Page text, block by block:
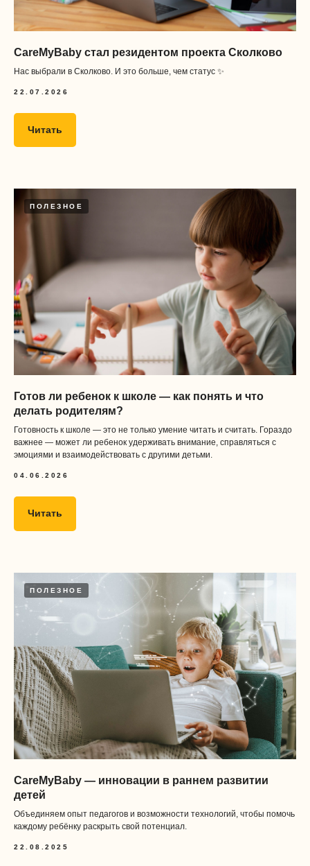
CareMyBaby стал резидентом проекта Сколково
Нас выбрали в Сколково. И это больше, чем статус ✨
22.07.2026
Читать
ПОЛЕЗНОЕ
Готов ли ребенок к школе — как понять и что
делать родителям?
Готовность к школе — это не только умение читать и считать. Гораздо
важнее — может ли ребенок удерживать внимание, справляться с
эмоциями и взаимодействовать с другими детьми.
04.06.2026
Читать
ПОЛЕЗНОЕ
CareMyBaby — инновации в раннем развитии
детей
Объединяем опыт педагогов и возможности технологий, чтобы помочь
каждому ребёнку раскрыть свой потенциал.
22.08.2025